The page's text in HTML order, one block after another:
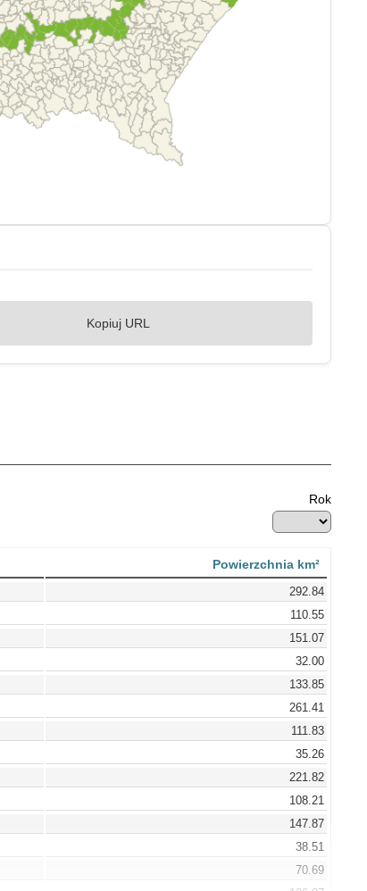
Kopiuj URL
Rok
Powierzchnia km²
292.84
110.55
151.07
32.00
133.85
261.41
111.83
35.26
221.82
108.21
147.87
38.51
70.69